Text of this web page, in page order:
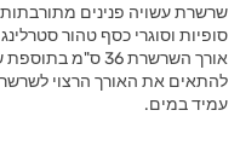
שרשרת עשויה פנינים
סופיות וסוגרי כסף טהור סטרלינג
להתאים את האורך הרצוי
עמיד במים.